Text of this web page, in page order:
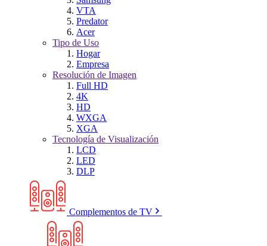
VTA
Predator
Acer
Tipo de Uso
Hogar
Empresa
Resolución de Imagen
Full HD
4K
HD
WXGA
XGA
Tecnología de Visualización
LCD
LED
DLP
Complementos de TV